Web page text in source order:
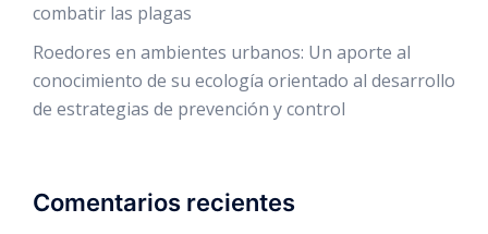
combatir las plagas
Roedores en ambientes urbanos: Un aporte al
conocimiento de su ecología orientado al desarrollo
de estrategias de prevención y control
Comentarios recientes